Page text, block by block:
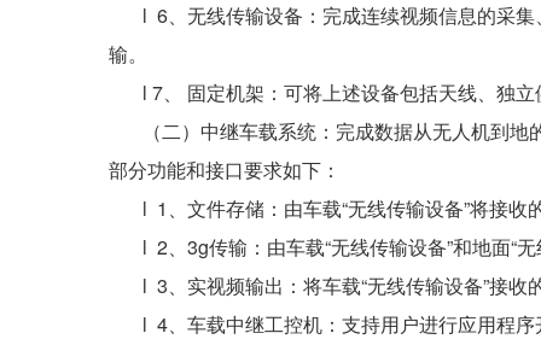
l 6、无线传输设备：完成连续视频信息的采集
输。
l 7、 固定机架：可将上述设备包括天线、独立
（二）中继车载系统：完成数据从无人机到地
部分功能和接口要求如下：
l 1、文件存储：由车载“无线传输设备”将接收
l 2、3g传输：由车载“无线传输设备”和地面“
l 3、实视频输出：将车载“无线传输设备”接收
l 4、车载中继工控机：支持用户进行应用程序